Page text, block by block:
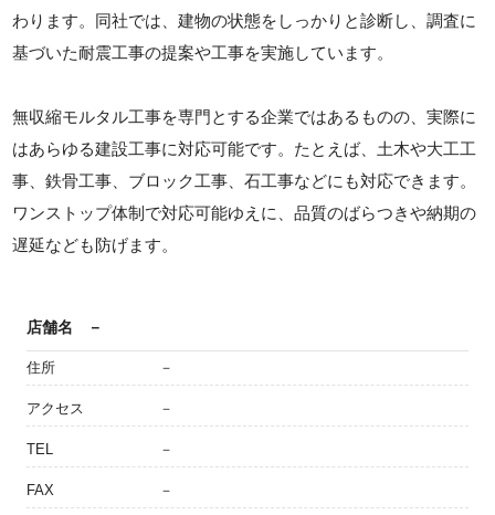
わります。同社では、建物の状態をしっかりと診断し、調査に
基づいた耐震工事の提案や工事を実施しています。
無収縮モルタル工事を専門とする企業ではあるものの、実際に
はあらゆる建設工事に対応可能です。たとえば、土木や大工工
事、鉄骨工事、ブロック工事、石工事などにも対応できます。
ワンストップ体制で対応可能ゆえに、品質のばらつきや納期の
遅延なども防げます。
店舗名 －
住所 －
アクセス －
TEL －
FAX －